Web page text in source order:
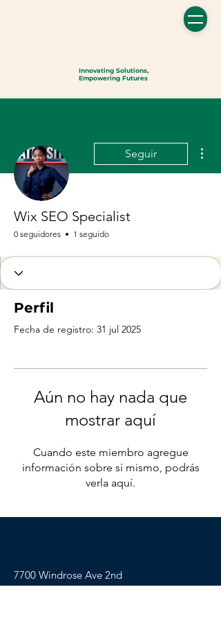
Innovating Solutions,
Empowering Futures
Seguir
Wix SEO Specialist
0 seguidores 1 seguido
Perfil
Fecha de registro: 31 jul 2025
Aún no hay nada que
mostrar aquí
Cuando este miembro agregue
información sobre sí mismo, podrás
verla aquí.
7700 Windrose Ave 2nd